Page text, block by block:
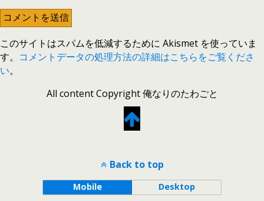
このサイトはスパムを低減するために Akismet を使っていま
す。 コメントデータの処理方法の詳細はこちらをご覧くださ
い。
All content Copyright 俺なりのたわごと
Back to top
Mobile Desktop